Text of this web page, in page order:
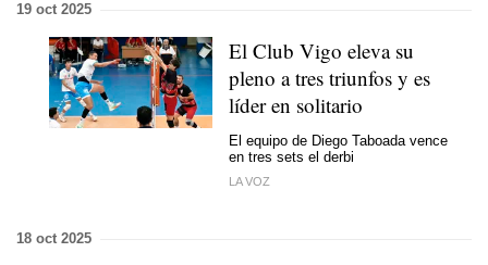
19 oct 2025
El Club Vigo eleva su
pleno a tres triunfos y es
líder en solitario
El equipo de Diego Taboada vence
en tres sets el derbi
LA VOZ
18 oct 2025